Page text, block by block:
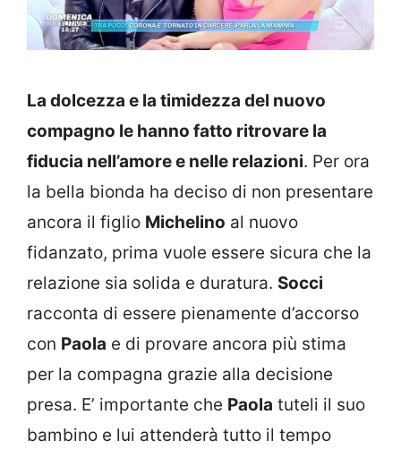
La dolcezza e la timidezza del nuovo
compagno le hanno fatto ritrovare la
fiducia nell’amore e nelle relazioni. Per ora
la bella bionda ha deciso di non presentare
ancora il figlio Michelino al nuovo
fidanzato, prima vuole essere sicura che la
relazione sia solida e duratura. Socci
racconta di essere pienamente d’accorso
con Paola e di provare ancora più stima
per la compagna grazie alla decisione
presa. E’ importante che Paola tuteli il suo
bambino e lui attenderà tutto il tempo